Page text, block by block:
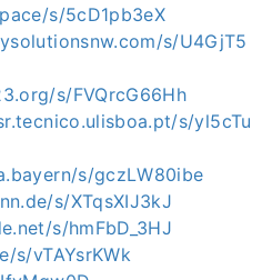
s/5cD1pb3eX
s/U4GjT5
s/FVQrcG66Hh
s/yl5cTu
s/gczLW80ibe
s/XTqsXIJ3kJ
s/hmFbD_3HJ
s/vTAYsrKWk